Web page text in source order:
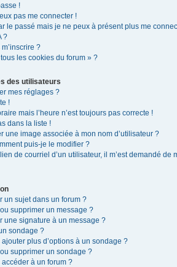
!
pas me connecter !
le passé mais je ne peux à présent plus me
?
?
les cookies du forum » ?
des utilisateurs
mes réglages ?
!
mais l’heure n’est toujours pas correcte !
dans la liste !
une image associée à mon nom d’utilisateur ?
puis-je le modifier ?
de courriel d’un utilisateur, il m’est demandé de
un sujet dans un forum ?
supprimer un message ?
une signature à un message ?
sondage ?
plus d’options à un sondage ?
supprimer un sondage ?
à un forum ?